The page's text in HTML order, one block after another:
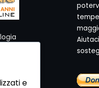
i
S.c. e